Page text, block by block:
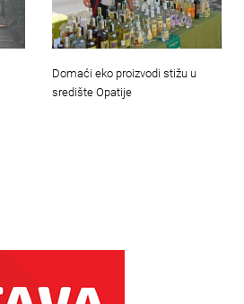
Domaći eko proizvodi stižu u
središte Opatije